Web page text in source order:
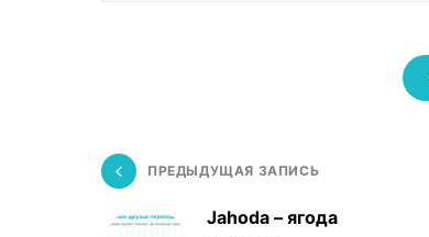
ПРЕДЫДУЩАЯ ЗАПИСЬ
Jahoda – ягода